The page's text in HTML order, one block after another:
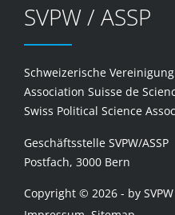
SVPW / ASSP
Schweizerische
Association Suisse de
Swiss Political Science
Geschäftsstelle SVPW/ASSP
Postfach, 3000 Bern
Copyright © 2026 - by SVPW